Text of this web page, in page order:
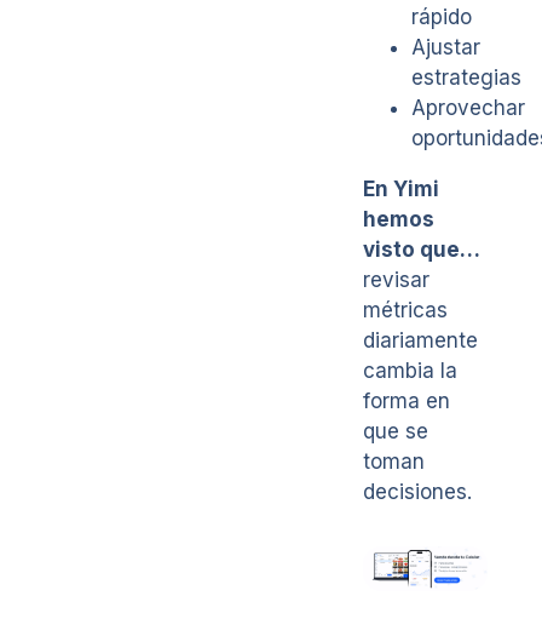
rápido
Ajustar
estrategias
Aprovechar
En Yimi
hemos
visto que…
revisar
métricas
diariamente
cambia la
forma en
que se
toman
decisiones.